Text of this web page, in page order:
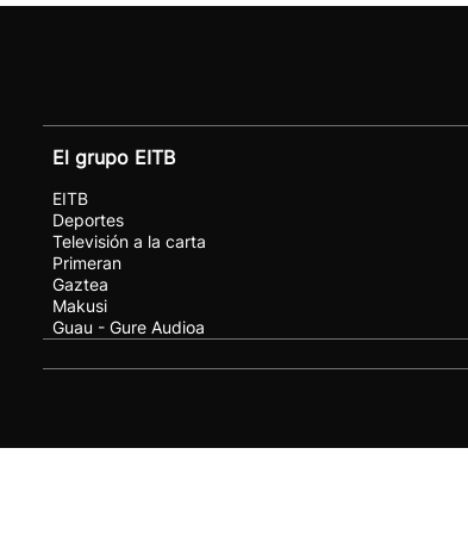
El grupo EITB
EITB
Deportes
Televisión a la carta
Primeran
Gaztea
Makusi
Guau - Gure Audioa